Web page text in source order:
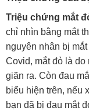
Triệu chứng mắt
chỉ nhìn bằng mắt
nguyên nhân bị
Covid, mắt đỏ là
giãn ra. Còn đau
biểu hiện trên, nếu
bạn đã bị đau mắt